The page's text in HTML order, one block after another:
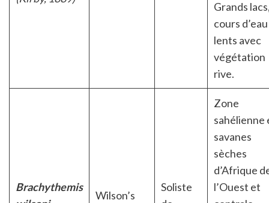
Grands
cours d’eau
lents avec
végétation
rive.
Brachythemis
Wilson’s
Soliste
Zone
sahélienne
savanes
sèches
d’Afrique
l’Ouest et